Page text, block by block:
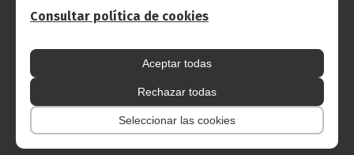
Consultar política de cookies
Aceptar todas
Rechazar todas
Seleccionar las cookies